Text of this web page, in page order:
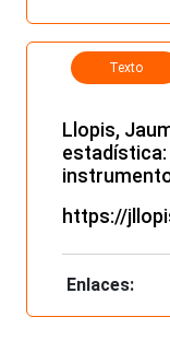
Texto
Llopis,
estadística:
https://
Enlaces: